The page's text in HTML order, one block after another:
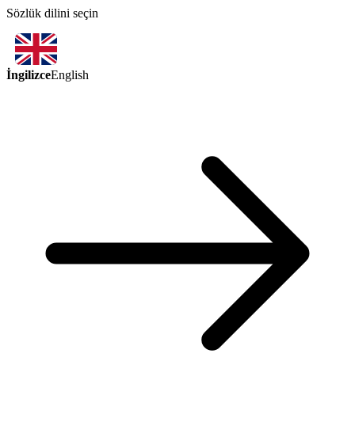
Sözlük dilini seçin
İngilizceEnglish